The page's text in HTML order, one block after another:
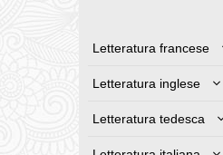
Letteratura francese
Letteratura inglese
Letteratura tedesca